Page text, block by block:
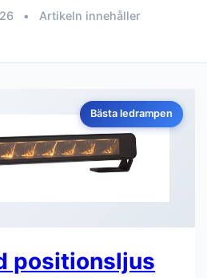
•
Artikeln innehåller
Bästa ledrampen
positionsljus